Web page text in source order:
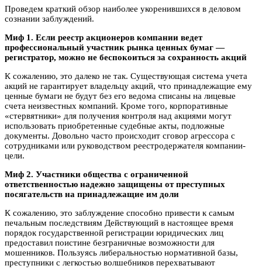
Проведем краткий обзор наиболее укоренившихся в деловом
сознании заблуждений.
Миф 1. Если реестр акционеров компании ведет
профессиональный участник рынка ценных бумаг —
регистратор, можно не беспокоиться за сохранность акций
К сожалению, это далеко не так. Существующая система учета
акций не гарантирует владельцу акций, что принадлежащие ему
ценные бумаги не будут без его ведома списаны на лицевые
счета неизвестных компаний. Кроме того, корпоративные
«стервятники» для получения контроля над акциями могут
использовать приобретенные судебные акты, подложные
документы. Довольно часто происходит сговор агрессора с
сотрудниками или руководством реестродержателя компании-
цели.
Миф 2. Участники общества с ограниченной
ответственностью надежно защищены от преступных
посягательств на принадлежащие им доли
К сожалению, это заблуждение способно привести к самым
печальным последствиям Действующий в настоящее время
порядок государственной регистрации юридических лиц
предоставил поистине безграничные возможности для
мошенников. Пользуясь либеральностью нормативной базы,
преступники с легкостью волшебников перехватывают